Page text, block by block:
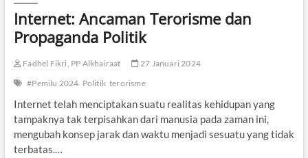
a
h
n
a
a
m
R
e
Internet: Ancaman Terorisme dan
Propaganda Politik
Fadhel Fikri, PP Alkhairaat
27 Januari 2024
#Pemilu 2024 Politik terorisme
Internet telah menciptakan suatu realitas kehidupan yang
tampaknya tak terpisahkan dari manusia pada zaman ini,
mengubah konsep jarak dan waktu menjadi sesuatu yang tidak
terbatas.…